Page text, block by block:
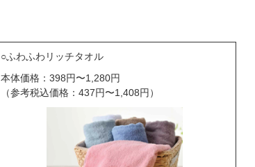
ふわふわリッチタオル
本体価格：398円〜1,280円
（参考税込価格：437円〜1,408円）